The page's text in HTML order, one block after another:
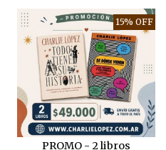
15% OFF
PROMO - 2 libros